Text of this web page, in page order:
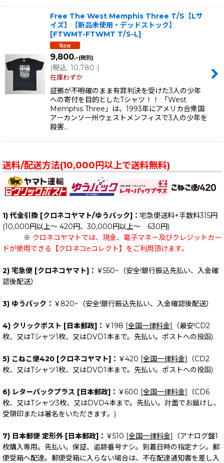
Free The West Memphis Three T/S【Lサ
イズ】【新品未使用・デッドストック】
[FTWMT-FTWMT T/S-L]
9,800.-(税別)
(税込: 10,780.-)
在庫わずか
証拠が不明確のまま有罪判決を受けた3人の少年
への寄付を目的としたTシャツ！！ 「West
Memphis Three」は、1993年にアメリカ合衆国
アーカンソー州ウェストメンフィスで3人の少年を
殺害…
送料/配送方法(10,000円以上で送料無料)
1) 代金引換 [クロネコヤマト/ゆうパック]： 宅急便送料+手数料315円
(10,000円以上～ 420円、30,000円以上～ 630円)
※ クロネコヤマトでは、現金、電子マネー及びクレジットカー
ドが使用できる【クロネコeコレクト】をご利用頂けます。
2) 宅急便 [クロネコヤマト]： ￥550~（安全!銀行振込先払い、入金確
認後配送）
3) ゆうパック： ￥820~（安全!銀行振込先払い、入金確認後配送）
4) クリックポスト [日本郵政]： ￥198 [全国一律料金]
（最安!CD2
枚、又はTシャツ1枚、又はDVD1本まで。先払い。ポストへの投函)
5) こねこ便420 [クロネコヤマト]： ￥420 [全国一律料金]
（CD2
枚、又はTシャツ1枚、又はDVD1本まで。先払い。ポストへの投函)
6) レターパックプラス [日本郵政]： ￥600 [全国一律料金]
（CD6
枚、又はTシャツ3枚、又はDVD4本まで。先払い。対面でお届けし、
受領印または署名をいただきます。)
7) 日本郵便 定形外 [日本郵政]： ￥510 [全国一律料金]
（アナログ盤1
枚購入専用。先払い。保証、追跡番号ナシ。到着日時の指定ナシ。郵
便受箱へ配達。郵便受箱に入らない場合は、不在配達通知書を差し入